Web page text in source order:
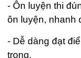
- Ôn luyện thi
ôn luyện, nhanh
- Dễ dàng đạt
trọng.